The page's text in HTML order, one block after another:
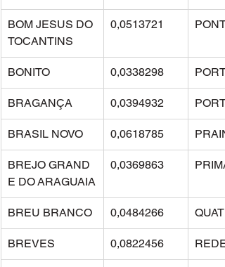
BOM JESUS DO
TOCANTINS
0,0513721
BONITO 0,0338298
BRAGANÇA 0,0394932
BRASIL NOVO 0,0618785
BREJO GRAND
E DO ARAGUAIA
0,0369863
BREU BRANCO 0,0484266
BREVES 0,0822456